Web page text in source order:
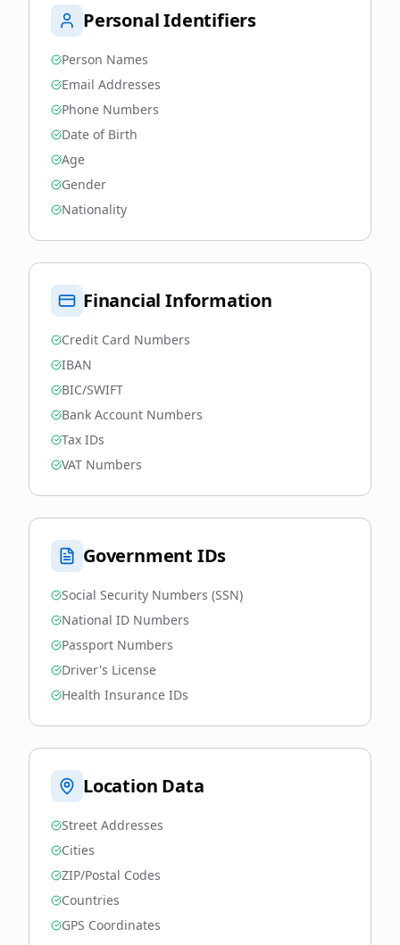
Personal Identifiers
Person Names
Email Addresses
Phone Numbers
Date of Birth
Age
Gender
Nationality
Financial Information
Credit Card Numbers
IBAN
BIC/SWIFT
Bank Account Numbers
Tax IDs
VAT Numbers
Government IDs
Social Security Numbers (SSN)
National ID Numbers
Passport Numbers
Driver's License
Health Insurance IDs
Location Data
Street Addresses
Cities
ZIP/Postal Codes
Countries
GPS Coordinates